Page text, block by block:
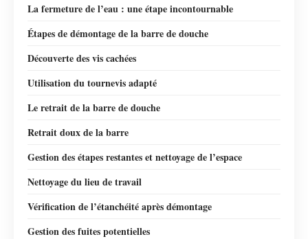
La fermeture de l’eau : une étape incontournable
Étapes de démontage de la barre de douche
Découverte des vis cachées
Utilisation du tournevis adapté
Le retrait de la barre de douche
Retrait doux de la barre
Gestion des étapes restantes et nettoyage de l’espace
Nettoyage du lieu de travail
Vérification de l’étanchéité après démontage
Gestion des fuites potentielles